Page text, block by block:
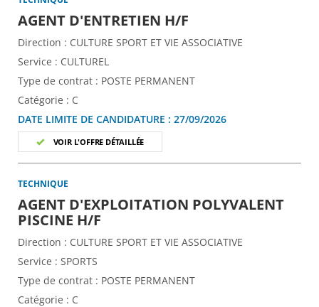
AGENT D'ENTRETIEN H/F
Direction : CULTURE SPORT ET VIE ASSOCIATIVE
Service : CULTUREL
Type de contrat : POSTE PERMANENT
Catégorie : C
DATE LIMITE DE CANDIDATURE : 27/09/2026
VOIR L'OFFRE DÉTAILLÉE
TECHNIQUE
AGENT D'EXPLOITATION POLYVALENT
PISCINE H/F
Direction : CULTURE SPORT ET VIE ASSOCIATIVE
Service : SPORTS
Type de contrat : POSTE PERMANENT
Catégorie : C